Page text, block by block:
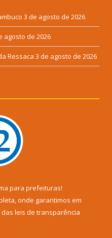
3 de agosto de 2026
agosto de 2026
Ressaca 3 de agosto de 2026
para prefeituras!
onde garantimos em
leis de transparência